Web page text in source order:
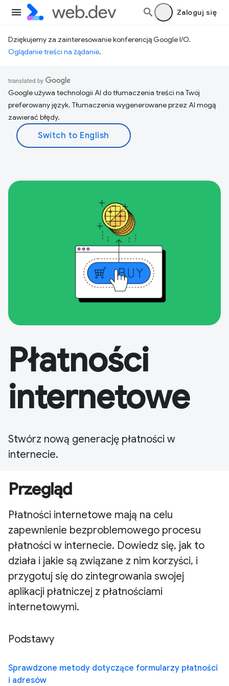
Zaloguj się
Dziękujemy za zainteresowanie konferencją Google I/O.
Oglądanie treści na żądanie.
Google używa technologii AI do tłumaczenia treści na Twój
preferowany język. Tłumaczenia wygenerowane przez AI mogą
zawierać błędy.
Płatności
internetowe
Stwórz nową generację płatności w
internecie.
Przegląd
Płatności internetowe mają na celu
zapewnienie bezproblemowego procesu
płatności w internecie. Dowiedz się, jak to
działa i jakie są związane z nim korzyści, i
przygotuj się do zintegrowania swojej
aplikacji płatniczej z płatnościami
internetowymi.
Podstawy
Sprawdzone metody dotyczące formularzy płatności
i adresów